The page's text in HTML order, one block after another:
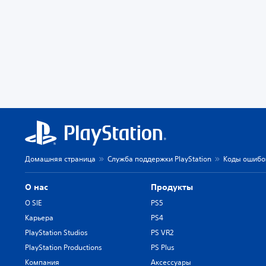
Домашняя страница Служба поддержки PlayStation Коды
О нас
О SIE
Карьера
PlayStation Studios
PlayStation Productions
Компания
Продукты
PS5
PS4
PS VR2
PS Plus
Аксессуары